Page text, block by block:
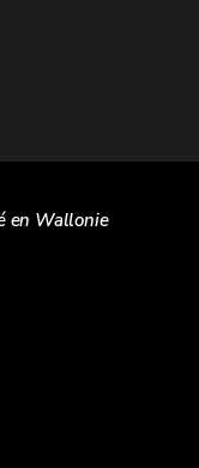
en Wallonie